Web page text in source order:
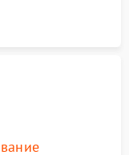
поплавка.